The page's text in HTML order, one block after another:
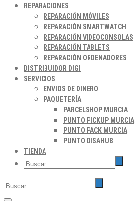
REPARACIONES
REPARACIÓN MÓVILES
REPARACIÓN SMARTWATCH
REPARACIÓN VIDEOCONSOLAS
REPARACIÓN TABLETS
REPARACIÓN ORDENADORES
DISTRIBUIDOR DIGI
SERVICIOS
ENVIOS DE DINERO
PAQUETERÍA
PARCELSHOP MURCIA
PUNTO PICKUP MURCIA
PUNTO PACK MURCIA
PUNTO DISAHUB
TIENDA